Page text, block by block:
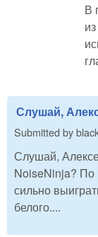
В
Слушай,
Submitted by
Слушай,
NoiseNinja? По
сильно
белого....